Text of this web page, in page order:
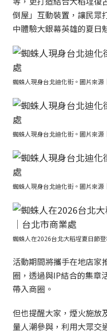
倒屋」互動裝置，讓民眾
中體驗大銀幕英雄的夏日
蜘蛛人現身台北迪化街。圖片來源
蜘蛛人現身台北迪化街。圖片來源
蜘蛛人現身台北迪化街。圖片來源
蜘蛛人在2026台北大稻埕夏日節
活動期間將攜手在地店家
圈，透過與IP結合的集章
帶入商圈。
但也提醒大家，煙火施放
量人潮參與，利用大眾交